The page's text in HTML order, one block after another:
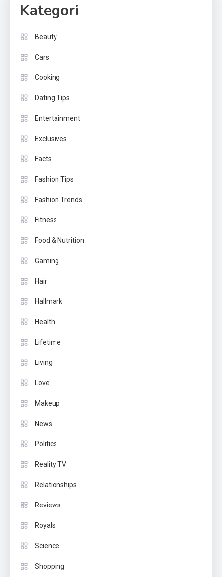
Kategori
Beauty
Cars
Cooking
Dating Tips
Entertainment
Exclusives
Facts
Fashion Tips
Fashion Trends
Fitness
Food & Nutrition
Gaming
Hair
Hallmark
Health
Lifetime
Living
Love
Makeup
News
Politics
Reality TV
Relationships
Reviews
Royals
Science
Shopping